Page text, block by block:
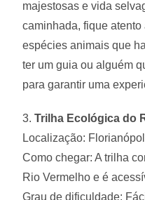
majestosas e vida
caminhada, fique
espécies animais que
ter um guia ou alguém
para garantir uma
3.Trilha Ecológica do
Localização:
Como chegar: A trilha
Rio Vermelho e é
Grau de dificuldade: